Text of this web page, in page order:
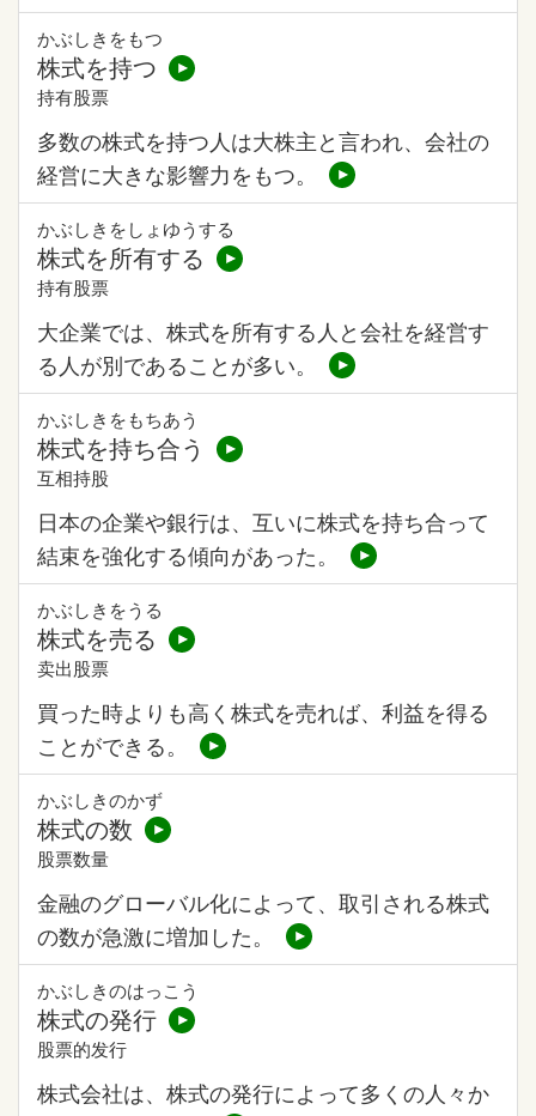
かぶしきをもつ
株式を持つ
持有股票
多数の株式を持つ人は大株主と言われ、会社の
経営に大きな影響力をもつ。
かぶしきをしょゆうする
株式を所有する
持有股票
大企業では、株式を所有する人と会社を経営す
る人が別であることが多い。
かぶしきをもちあう
株式を持ち合う
互相持股
日本の企業や銀行は、互いに株式を持ち合って
結束を強化する傾向があった。
かぶしきをうる
株式を売る
卖出股票
買った時よりも高く株式を売れば、利益を得る
ことができる。
かぶしきのかず
株式の数
股票数量
金融のグローバル化によって、取引される株式
の数が急激に増加した。
かぶしきのはっこう
株式の発行
股票的发行
株式会社は、株式の発行によって多くの人々か